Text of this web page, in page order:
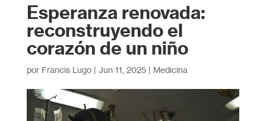
Esperanza renovada:
reconstruyendo el
corazón de un niño
por Francis Lugo| Jun 11, 2025| Medicina